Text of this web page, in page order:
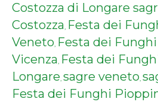
Costozza di Longare
Costozza, Festa dei
Veneto, Festa dei
Vicenza, Festa dei
Longare, sagre veneto,
Festa dei Funghi